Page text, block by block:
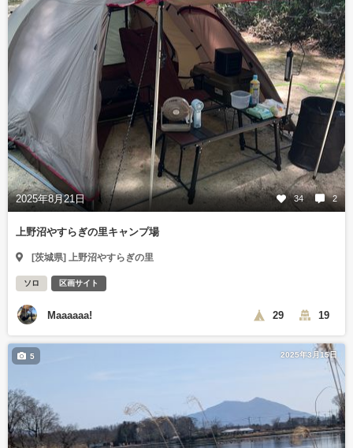
2025年8月21日 34 2
上野沼やすらぎの里キャンプ場
[茨城県] 上野沼やすらぎの里
ソロ 区画サイト
Maaaaaa! 29 19
2025年3月15日
5